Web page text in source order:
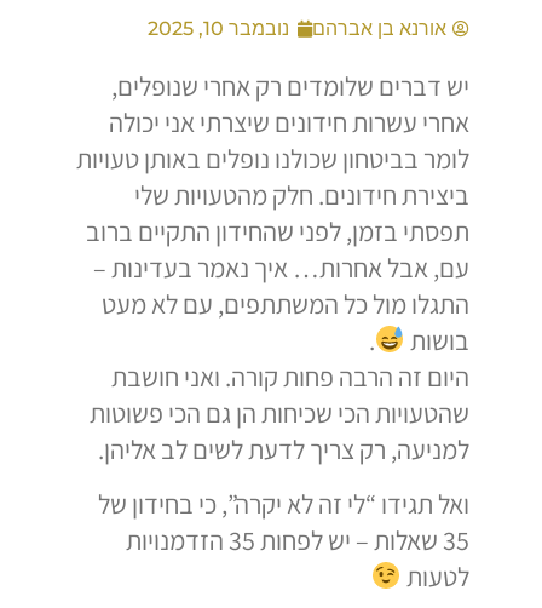
אורנא בן אברהם נובמבר 10, 2025
יש דברים שלומדים רק אחרי שנופלים,
אחרי עשרות חידונים שיצרתי אני יכולה
לומר בביטחון שכולנו נופלים באותן טעויות
ביצירת חידונים. חלק מהטעויות שלי
תפסתי בזמן, לפני שהחידון התקיים ברוב
עם, אבל אחרות… איך נאמר בעדינות –
התגלו מול כל המשתתפים, עם לא מעט
בושות
.
היום זה הרבה פחות קורה. ואני חושבת
שהטעויות הכי שכיחות הן גם הכי פשוטות
למניעה, רק צריך לדעת לשים לב אליהן.
ואל תגידו “לי זה לא יקרה”, כי בחידון של
35 שאלות – יש לפחות 35 הזדמנויות
לטעות